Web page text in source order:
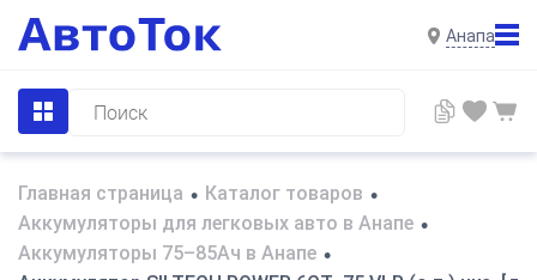
Анапа
Главная страница • Каталог товаров •
Аккумуляторы для легковых авто в Анапе •
Аккумуляторы 75–85Ач в Анапе •